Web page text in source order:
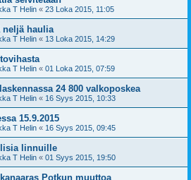
T Helin « 23 Loka 2015, 11:05
neljä haulia
T Helin « 13 Loka 2015, 14:29
T Helin « 01 Loka 2015, 07:59
24 800 valkoposkea
T Helin « 16 Syys 2015, 10:33
15.9.2015
T Helin « 16 Syys 2015, 09:45
linnuille
T Helin « 01 Syys 2015, 19:50
Potkun muuttoa